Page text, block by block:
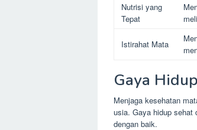
Nutrisi yang
Tepat
Istirahat Mata
Gaya
Menjaga kesehatan
usia. Gaya hidup sehat
dengan baik.